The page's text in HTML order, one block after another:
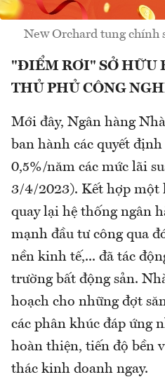
New Orchard tung chính
"ĐIỂM RƠI" SỞ HỮU
THỦ PHỦ CÔNG
Mới đây, Ngân hàng
ban hành các quyết
0,5%/năm các mức lãi
3/4/2023). Kết hợp một
quay lại hệ thống ngân
mạnh đầu tư công qua
nền kinh tế,... đã tác
trường bất động sản.
hoạch cho những đợt
các phân khúc đáp ứng
hoàn thiện, tiến độ bền
thác kinh doanh ngay.